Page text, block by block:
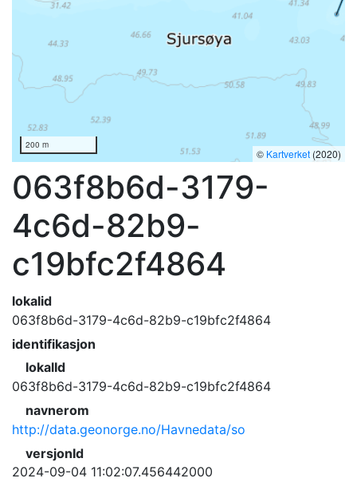
200 m
© Kartverket (2020)
063f8b6d-3179-
4c6d-82b9-
c19bfc2f4864
lokalid
063f8b6d-3179-4c6d-82b9-c19bfc2f4864
identifikasjon
lokalId
063f8b6d-3179-4c6d-82b9-c19bfc2f4864
navnerom
http://data.geonorge.no/Havnedata/so
versjonId
2024-09-04 11:02:07.456442000